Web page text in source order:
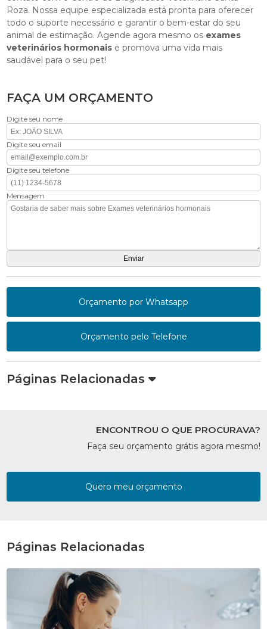
Roza. Nossa equipe especializada está pronta para oferecer
todo o suporte necessário e garantir o bem-estar do seu
animal de estimação. Agende agora mesmo os exames
veterinários hormonais e promova uma vida mais
saudável para o seu pet!
FAÇA UM ORÇAMENTO
Digite seu nome
Digite seu email
Digite seu telefone
Mensagem
Orçamento por Whatsapp
Orçamento pelo Telefone
Páginas Relacionadas
ENCONTROU O QUE PROCURAVA?
Faça seu orçamento grátis agora mesmo!
Quero meu orçamento
Páginas Relacionadas